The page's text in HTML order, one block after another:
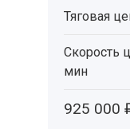
Тяговая
Скорость
мин
925 000